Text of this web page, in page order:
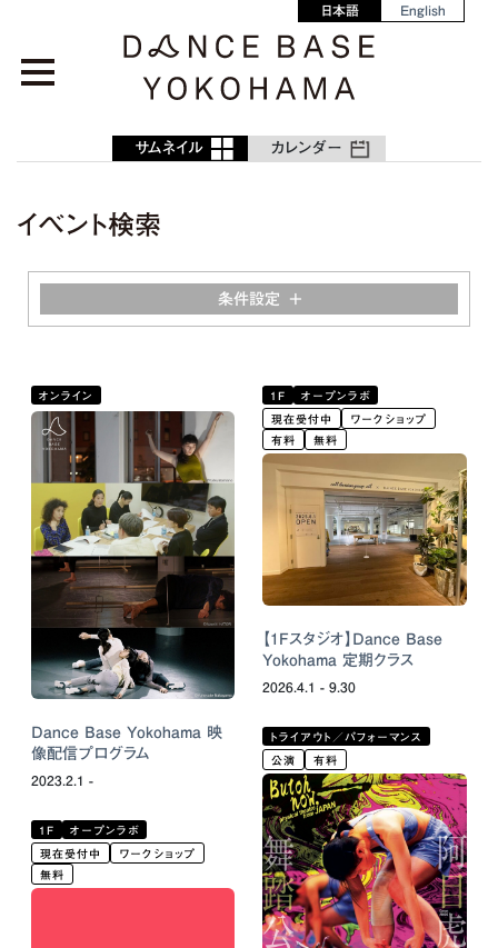
日本語 English
サムネイル カレンダー
イベント検索
条件設定
オンライン
Dance Base Yokohama 映
像配信プログラム
2023.2.1 -
1F オープンラボ
現在受付中
ワークショップ
有料
無料
【1Fスタジオ】Dance Base
Yokohama 定期クラス
2026.4.1 - 9.30
トライアウト／パフォーマンス
公演 有料
1F オープンラボ
現在受付中
ワークショップ
無料